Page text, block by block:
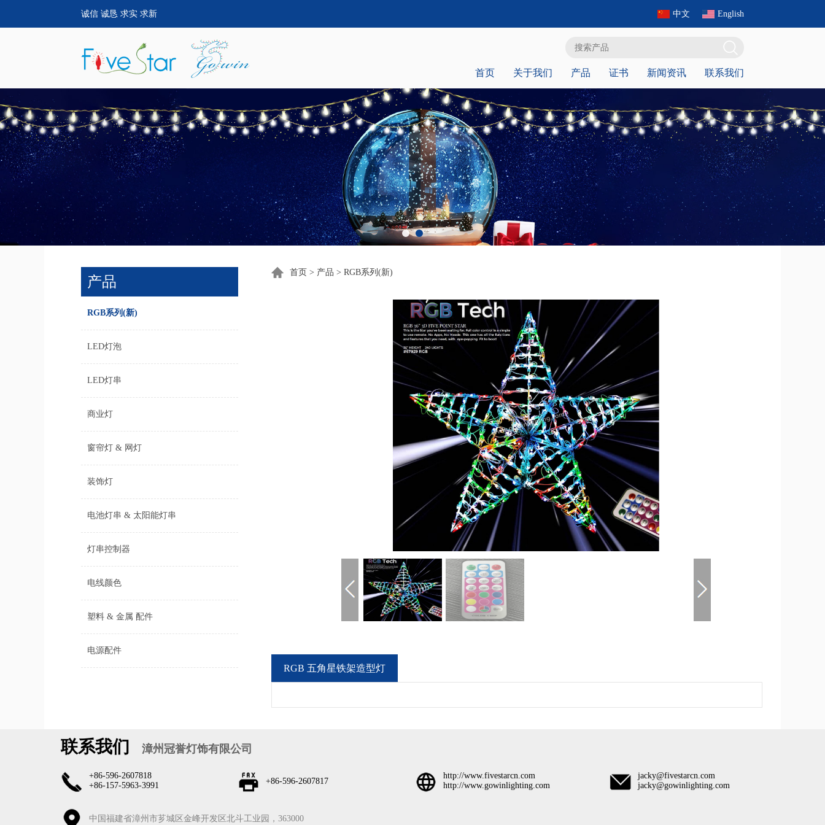
诚信 诚恳 求实 求新 中文 English
首页 关于我们 产品 证书 新闻资讯 联系我们
产品
RGB系列(新)
LED灯泡
LED灯串
商业灯
窗帘灯 & 网灯
装饰灯
电池灯串 & 太阳能灯串
灯串控制器
电线颜色
塑料 & 金属 配件
电源配件
首页 > 产品 > RGB系列(新)
RGB 五角星铁架造型灯
联系我们 漳州冠誉灯饰有限公司
+86-596-2607818
+86-157-5963-3991
+86-596-2607817
http://www.fivestarcn.com
http://www.gowinlighting.com
jacky@fivestarcn.com
jacky@gowinlighting.com
中国福建省漳州市芗城区金峰开发区北斗工业园，363000